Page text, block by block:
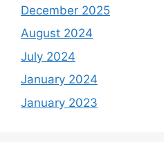
December 2025
August 2024
July 2024
January 2024
January 2023